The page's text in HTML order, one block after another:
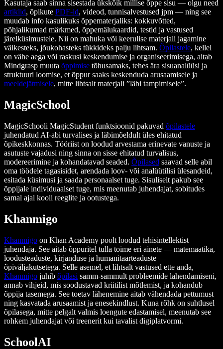
Kasutaja saab sinna sisestada ükskõik millise õppe sisu — olgu need
artiklid, õpikute PDF-id, videod, tunnisalvestused jpm — ning see
muudab info kasulikuks õppematerjaliks: kokkuvõtted,
põhjalikumad märkmed, õppemälukaardid, testid ja vastused
järelküsimustele. Nii on mahuka või keerulise materjali jagamine
väikesteks, jõukohasteks tükkideks palju lihtsam. Õpilastele, kellel
on vähe aega või raskusi keskendumise ja organiseerimisega, aitab
Mindgrasp muuta õppimise tõhusamaks, tehes ära sisuanalüüsi ja
struktuuri loomise, et õppur saaks keskenduda arusaamisele ja
meeldejätmisele, mitte lihtsalt materjali ”läbi tampimisele”.
MagicSchool
MagicSchooli MagicStudent funktsioonid pakuvad õpilastele
juhendatud AI-abi turvalises ja läbimõeldult üles ehitatud
õpikeskkonnas. Tööriist on loodud arvestama erinevate vanuste ja
asutuste vajadusi ning sinna on sisse ehitatud turvalisus,
modereerimine ja kohandatavad seaded. Õpilased saavad selle abil
oma töödele tagasisidet, arendada loov- või analüütilisi ülesandeid,
esitada küsimusi ja saada personaalset tuge. Sisuliselt pakub see
õppijale individuaalset tuge, mis meenutab juhendajat, sobitudes
samal ajal kooli reeglite ja ootustega.
Khanmigo
Khanmigo on Khan Academy poolt loodud tehisintellektist
juhendaja. See aitab õppuritel tulla toime eri ainete — matemaatika,
loodusteaduste, kirjanduse ja humanitaarteaduste —
õpiväljakutsetega. Selle asemel, et lihtsalt vastused ette anda,
Khanmigo juhib õpilasi samm-sammult probleemide lahendamiseni,
annab vihjeid, mis soodustavad kriitilist mõtlemist, ja kohandub
õppija tasemega. See toetav lähenemine aitab vähendada pettumust
ning kasvatada arusaamist ja enesekindlust. Kuna rõhk on suhtlusel
õpilasega, mitte pelgalt valmis loengute edastamisel, meenutab see
rohkem juhendajat või treenerit kui tavalist digiplatvormi.
SchoolAI